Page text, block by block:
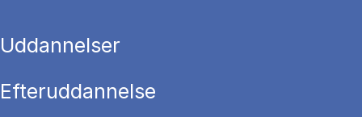
Uddannelser
Efteruddannelse